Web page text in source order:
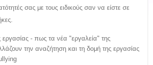
σας με τους ειδικούς σαν να είστε σε
εργασίας - πως τα νέα "εργαλεία" της
την αναζήτηση και τη δομή της εργασίας